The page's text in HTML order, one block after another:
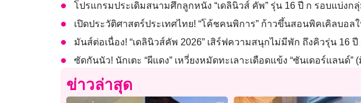
โปรแกรมประเดิมสนามศึกลูกหนัง “เดลินิวส์ คัพ” รุ่น 16 ปี ก รอบแบ่งก
เปิดประวัติศาสตร์ประเทศไทย! “โค้ชคนพิการ” ก้าวขึ้นสอนพิคเคิลบอ
มันส์ต่อเนื่อง! “เดลินิวส์คัพ 2026” เสิร์ฟความสนุกไม่มีพัก ถึงคิวรุ่น 16 ปี
ซัดกันนัว! นักเตะ “ผีแดง” เหวี่ยงหมัดทะเลาะเดือดแข้ง “ซันเดอร์แลนด์”
ข่าวล่าสุด